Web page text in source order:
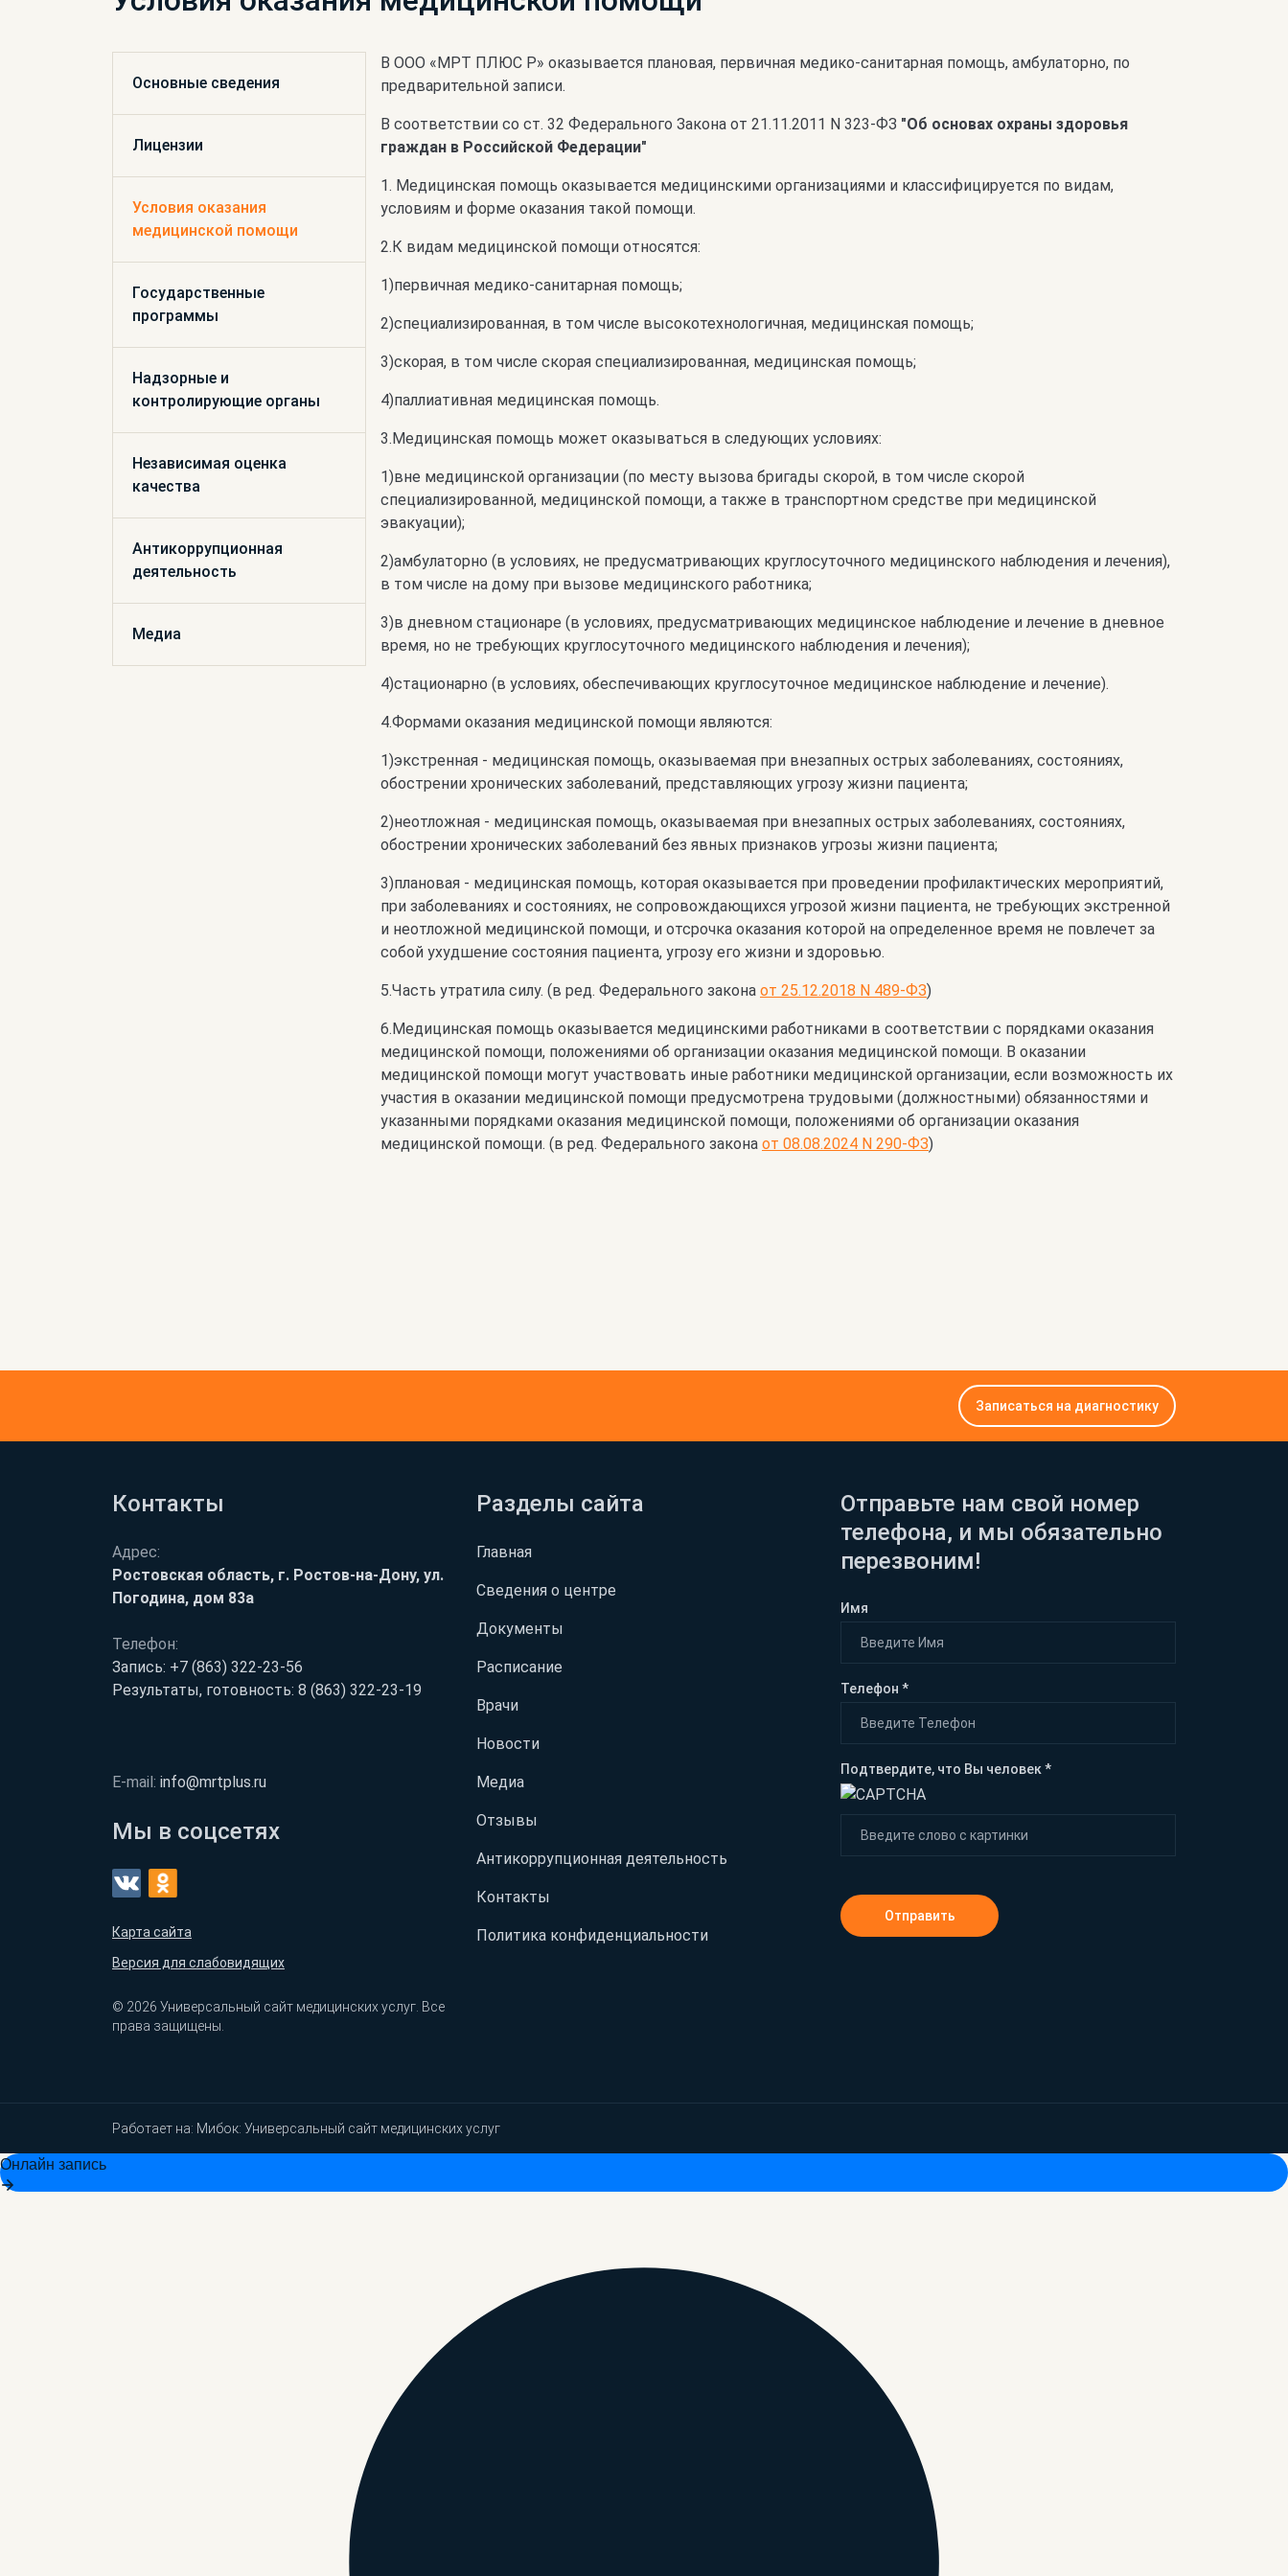
Основные сведения
Лицензии
Условия оказания
медицинской помощи
Государственные
программы
Надзорные и
контролирующие органы
Независимая оценка
качества
Антикоррупционная
деятельность
Медиа
В ООО «МРТ ПЛЮС Р» оказывается плановая, первичная медико-санитарная помощь, амбулаторно, по
предварительной записи.
В соответствии со ст. 32 Федерального Закона от 21.11.2011 N 323-ФЗ "Об основах охраны здоровья
граждан в Российской Федерации"
1. Медицинская помощь оказывается медицинскими организациями и классифицируется по видам,
условиям и форме оказания такой помощи.
2.К видам медицинской помощи относятся:
1)первичная медико-санитарная помощь;
2)специализированная, в том числе высокотехнологичная, медицинская помощь;
3)скорая, в том числе скорая специализированная, медицинская помощь;
4)паллиативная медицинская помощь.
3.Медицинская помощь может оказываться в следующих условиях:
1)вне медицинской организации (по месту вызова бригады скорой, в том числе скорой
специализированной, медицинской помощи, а также в транспортном средстве при медицинской
эвакуации);
2)амбулаторно (в условиях, не предусматривающих круглосуточного медицинского наблюдения и лечения),
в том числе на дому при вызове медицинского работника;
3)в дневном стационаре (в условиях, предусматривающих медицинское наблюдение и лечение в дневное
время, но не требующих круглосуточного медицинского наблюдения и лечения);
4)стационарно (в условиях, обеспечивающих круглосуточное медицинское наблюдение и лечение).
4.Формами оказания медицинской помощи являются:
1)экстренная - медицинская помощь, оказываемая при внезапных острых заболеваниях, состояниях,
обострении хронических заболеваний, представляющих угрозу жизни пациента;
2)неотложная - медицинская помощь, оказываемая при внезапных острых заболеваниях, состояниях,
обострении хронических заболеваний без явных признаков угрозы жизни пациента;
3)плановая - медицинская помощь, которая оказывается при проведении профилактических мероприятий,
при заболеваниях и состояниях, не сопровождающихся угрозой жизни пациента, не требующих экстренной
и неотложной медицинской помощи, и отсрочка оказания которой на определенное время не повлечет за
собой ухудшение состояния пациента, угрозу его жизни и здоровью.
5.Часть утратила силу. (в ред. Федерального закона от 25.12.2018 N 489-ФЗ)
6.Медицинская помощь оказывается медицинскими работниками в соответствии с порядками оказания
медицинской помощи, положениями об организации оказания медицинской помощи. В оказании
медицинской помощи могут участвовать иные работники медицинской организации, если возможность их
участия в оказании медицинской помощи предусмотрена трудовыми (должностными) обязанностями и
указанными порядками оказания медицинской помощи, положениями об организации оказания
медицинской помощи. (в ред. Федерального закона от 08.08.2024 N 290-ФЗ)
Записаться на диагностику
Контакты
Адрес:
Ростовская область, г. Ростов-на-Дону, ул.
Погодина, дом 83а
Телефон:
Запись: +7 (863) 322-23-56
Результаты, готовность: 8 (863) 322-23-19
E-mail: info@mrtplus.ru
Мы в соцсетях
Карта сайта
Версия для слабовидящих
© 2026 Универсальный сайт медицинских услуг. Все
права защищены.
Разделы сайта
Главная
Сведения о центре
Документы
Расписание
Врачи
Новости
Медиа
Отзывы
Антикоррупционная деятельность
Контакты
Политика конфиденциальности
Отправьте нам свой номер
телефона, и мы обязательно
перезвоним!
Имя
Телефон *
Подтвердите, что Вы человек *
Отправить
Работает на: Мибок: Универсальный сайт медицинских услуг